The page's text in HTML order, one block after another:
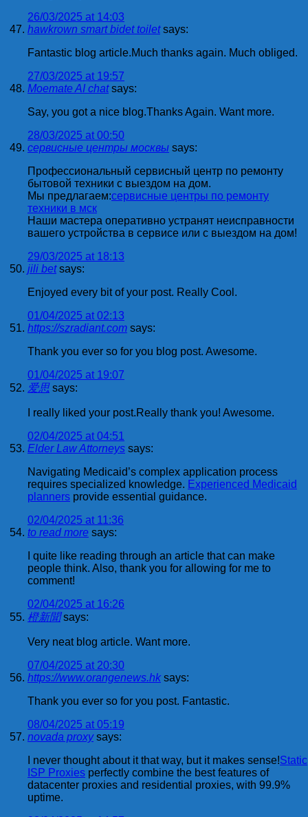
26/03/2025 at 14:03
hawkrown smart bidet toilet says:
Fantastic blog article.Much thanks again. Much obliged.
27/03/2025 at 19:57
Moemate AI chat says:
Say, you got a nice blog.Thanks Again. Want more.
28/03/2025 at 00:50
сервисные центры москвы says:
Профессиональный сервисный центр по ремонту
бытовой техники с выездом на дом.
Мы предлагаем:сервисные центры по ремонту
техники в мск
Наши мастера оперативно устранят неисправности
вашего устройства в сервисе или с выездом на дом!
29/03/2025 at 18:13
jili bet says:
Enjoyed every bit of your post. Really Cool.
01/04/2025 at 02:13
https://szradiant.com says:
Thank you ever so for you blog post. Awesome.
01/04/2025 at 19:07
爱思 says:
I really liked your post.Really thank you! Awesome.
02/04/2025 at 04:51
Elder Law Attorneys says:
Navigating Medicaid’s complex application process
requires specialized knowledge. Experienced Medicaid
planners provide essential guidance.
02/04/2025 at 11:36
to read more says:
I quite like reading through an article that can make
people think. Also, thank you for allowing for me to
comment!
02/04/2025 at 16:26
橙新聞 says:
Very neat blog article. Want more.
07/04/2025 at 20:30
https://www.orangenews.hk says:
Thank you ever so for you post. Fantastic.
08/04/2025 at 05:19
novada proxy says:
I never thought about it that way, but it makes sense!Static
ISP Proxies perfectly combine the best features of
datacenter proxies and residential proxies, with 99.9%
uptime.